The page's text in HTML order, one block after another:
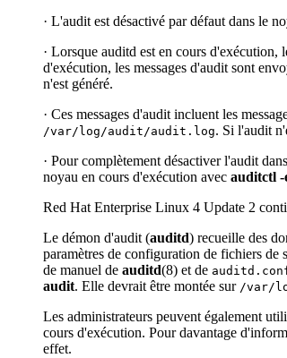
· L'audit est désactivé par défaut dans le
· Lorsque auditd est en cours
d'exécution, les messages d'audit sont
n'est généré.
· Ces messages d'audit incluent les
/var/log/audit/audit.log. Si l'audit
· Pour complètement désactiver l'audit
noyau en cours d'exécution avec auditctl -
Red Hat Enterprise Linux 4 Update 2
Le démon d'audit (auditd) recueille des
paramètres de configuration de fichiers
de manuel de auditd(8) et de
audit. Elle devrait être montée sur /var/
Les administrateurs peuvent également
cours d'exécution. Pour davantage
effet.